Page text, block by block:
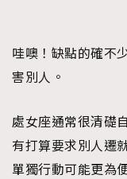
哇噢！缺點的確不
害別人。
處女座通常很清礎
有打算要求別人遷
單獨行動可能更為